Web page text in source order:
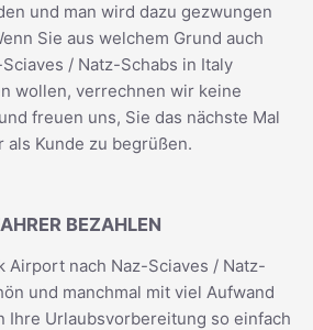
und man wird dazu gezwungen
Sie aus welchem Grund auch
/ Natz-Schabs in Italy
wollen, verrechnen wir keine
freuen uns, Sie das nächste Mal
Kunde zu begrüßen.
BEZAHLEN
Airport nach Naz-Sciaves / Natz-
und manchmal mit viel Aufwand
Ihre Urlaubsvorbereitung so einfach